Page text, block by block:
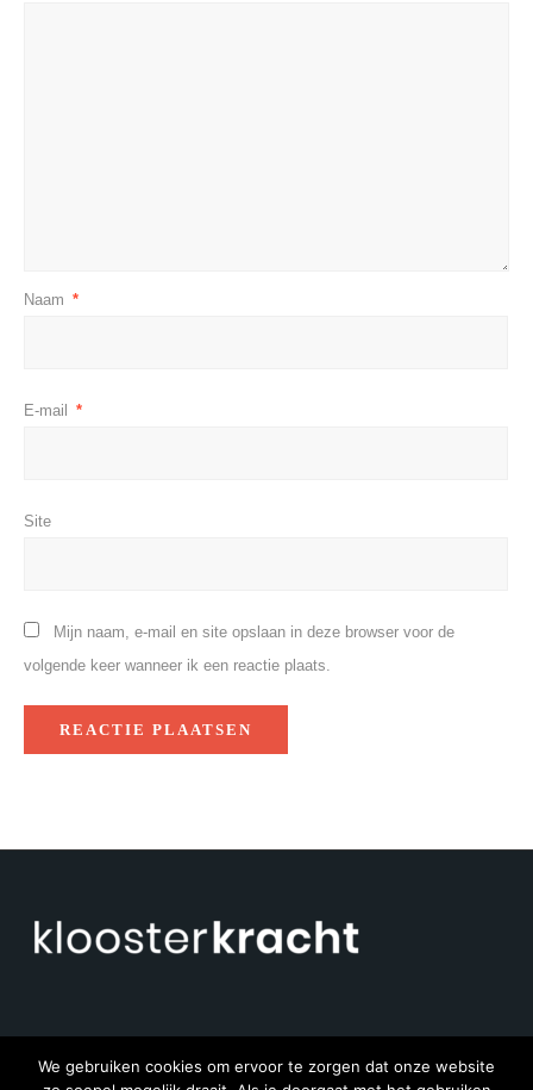
Naam *
E-mail *
Site
Mijn naam, e-mail en site opslaan in deze browser voor de
volgende keer wanneer ik een reactie plaats.
We gebruiken cookies om ervoor te zorgen dat onze website